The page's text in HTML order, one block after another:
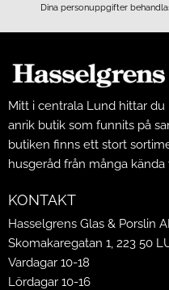
Dina personuppgifter
Mitt i centrala Lund hittar du
anrik butik som funnits på
butiken finns ett stort
husgeråd från många kända
KONTAKT
Hasselgrens Glas & Porslin
Skomakaregatan 1, 223 50
Vardagar 10-18
Lördagar 10-16